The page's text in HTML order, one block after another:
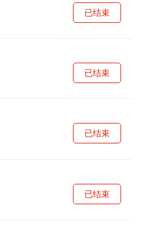
已结束
已结束
已结束
已结束